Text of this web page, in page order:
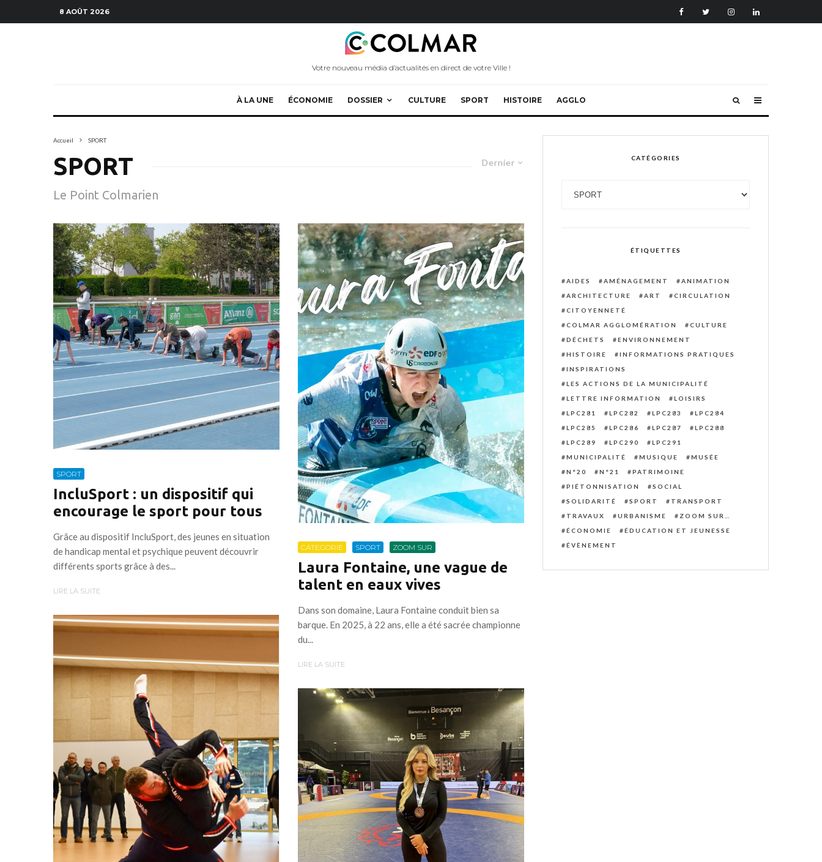
8 AOÛT 2026
Votre nouveau média d’actualités en direct de votre Ville !
À LA UNE ÉCONOMIE DOSSIER CULTURE SPORT HISTOIRE AGGLO
Accueil SPORT
Dernier
SPORT
Le Point Colmarien
SPORT
IncluSport : un dispositif qui
encourage le sport pour tous
Grâce au dispositif IncluSport, des jeunes en situation
de handicap mental et psychique peuvent découvrir
différents sports grâce à des...
LIRE LA SUITE
CATEGORIE SPORT ZOOM SUR
Laura Fontaine, une vague de
talent en eaux vives
Dans son domaine, Laura Fontaine conduit bien sa
barque. En 2025, à 22 ans, elle a été sacrée championne
du...
LIRE LA SUITE
CATÉGORIES
ÉTIQUETTES
AIDES AMÉNAGEMENT
ANIMATION
ARCHITECTURE
ART
CIRCULATION
CITOYENNETÉ
COLMAR AGGLOMÉRATION
CULTURE
DÉCHETS
ENVIRONNEMENT
HISTOIRE
INFORMATIONS PRATIQUES
INSPIRATIONS
LES ACTIONS DE LA MUNICIPALITÉ
LETTRE INFORMATION
LOISIRS
LPC281
LPC282 LPC283
LPC284
LPC285
LPC286 LPC287
LPC288
LPC289
LPC290
LPC291
MUNICIPALITÉ
MUSIQUE
MUSÉE
N°20
N°21
PATRIMOINE
PIÉTONNISATION
SOCIAL
SOLIDARITÉ
SPORT
TRANSPORT
TRAVAUX
URBANISME
ZOOM SUR…
ÉCONOMIE
ÉDUCATION ET JEUNESSE
ÉVÈNEMENT